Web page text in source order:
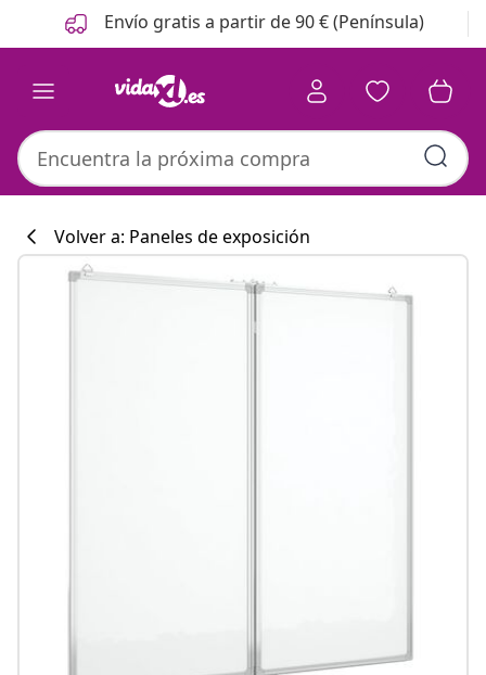
Anterior
Siguiente Envío gratis a partir de 90 € (Península)
Colección de
Volver a: Paneles de exposición